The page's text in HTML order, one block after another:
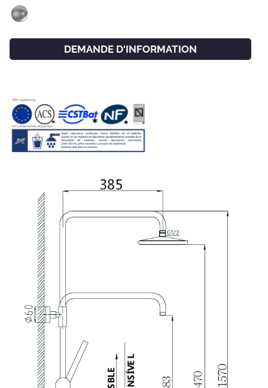
CAT ESP ENG FRA
DEMANDE D'INFORMATION